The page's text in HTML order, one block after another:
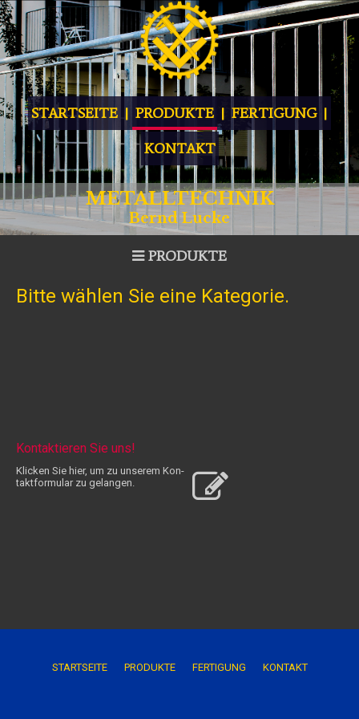
STARTSEITE PRODUKTE
FERTIGUNG
KONTAKT
METALLTECHNIK
Bernd Lucke
PRODUKTE
Bitte wählen Sie eine Kategorie.
Kontaktieren Sie uns!
Klicken Sie hier, um zu unserem Kon­
takt­for­mu­lar zu gelangen.
STARTSEITE PRODUKTE FERTIGUNG KONTAKT